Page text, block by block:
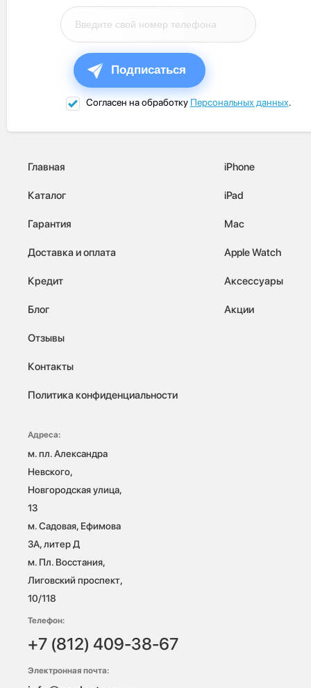
Подписаться
Согласен на обработку Персональных данных.
Главная
Каталог
Гарантия
Доставка и оплата
Кредит
Блог
Отзывы
Контакты
Политика конфиденциальности
iPhone
iPad
Mac
Apple Watch
Аксессуары
Акции
Адреса:
м. пл. Александра
Невского,
Новгородская улица,
13
м. Садовая, Ефимова
3А, литер Д
м. Пл. Восстания,
Лиговский проспект,
10/118
Телефон:
+7 (812) 409-38-67
Электронная почта: